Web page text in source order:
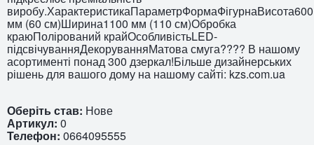
виробу.ХарактеристикаПараметрФормаФігурнаВисота600
мм (60 см)Ширина1100 мм (110 см)Обробка
краюПолірований крайОсобливістьLED-
підсвічуванняДекоруванняМатова смуга???? В нашому
асортименті понад 300 дзеркал!Більше дизайнерських
рішень для вашого дому на нашому сайті: kzs.com.ua
Оберіть став: Нове
Артикул: 0
Телефон: 0664095555